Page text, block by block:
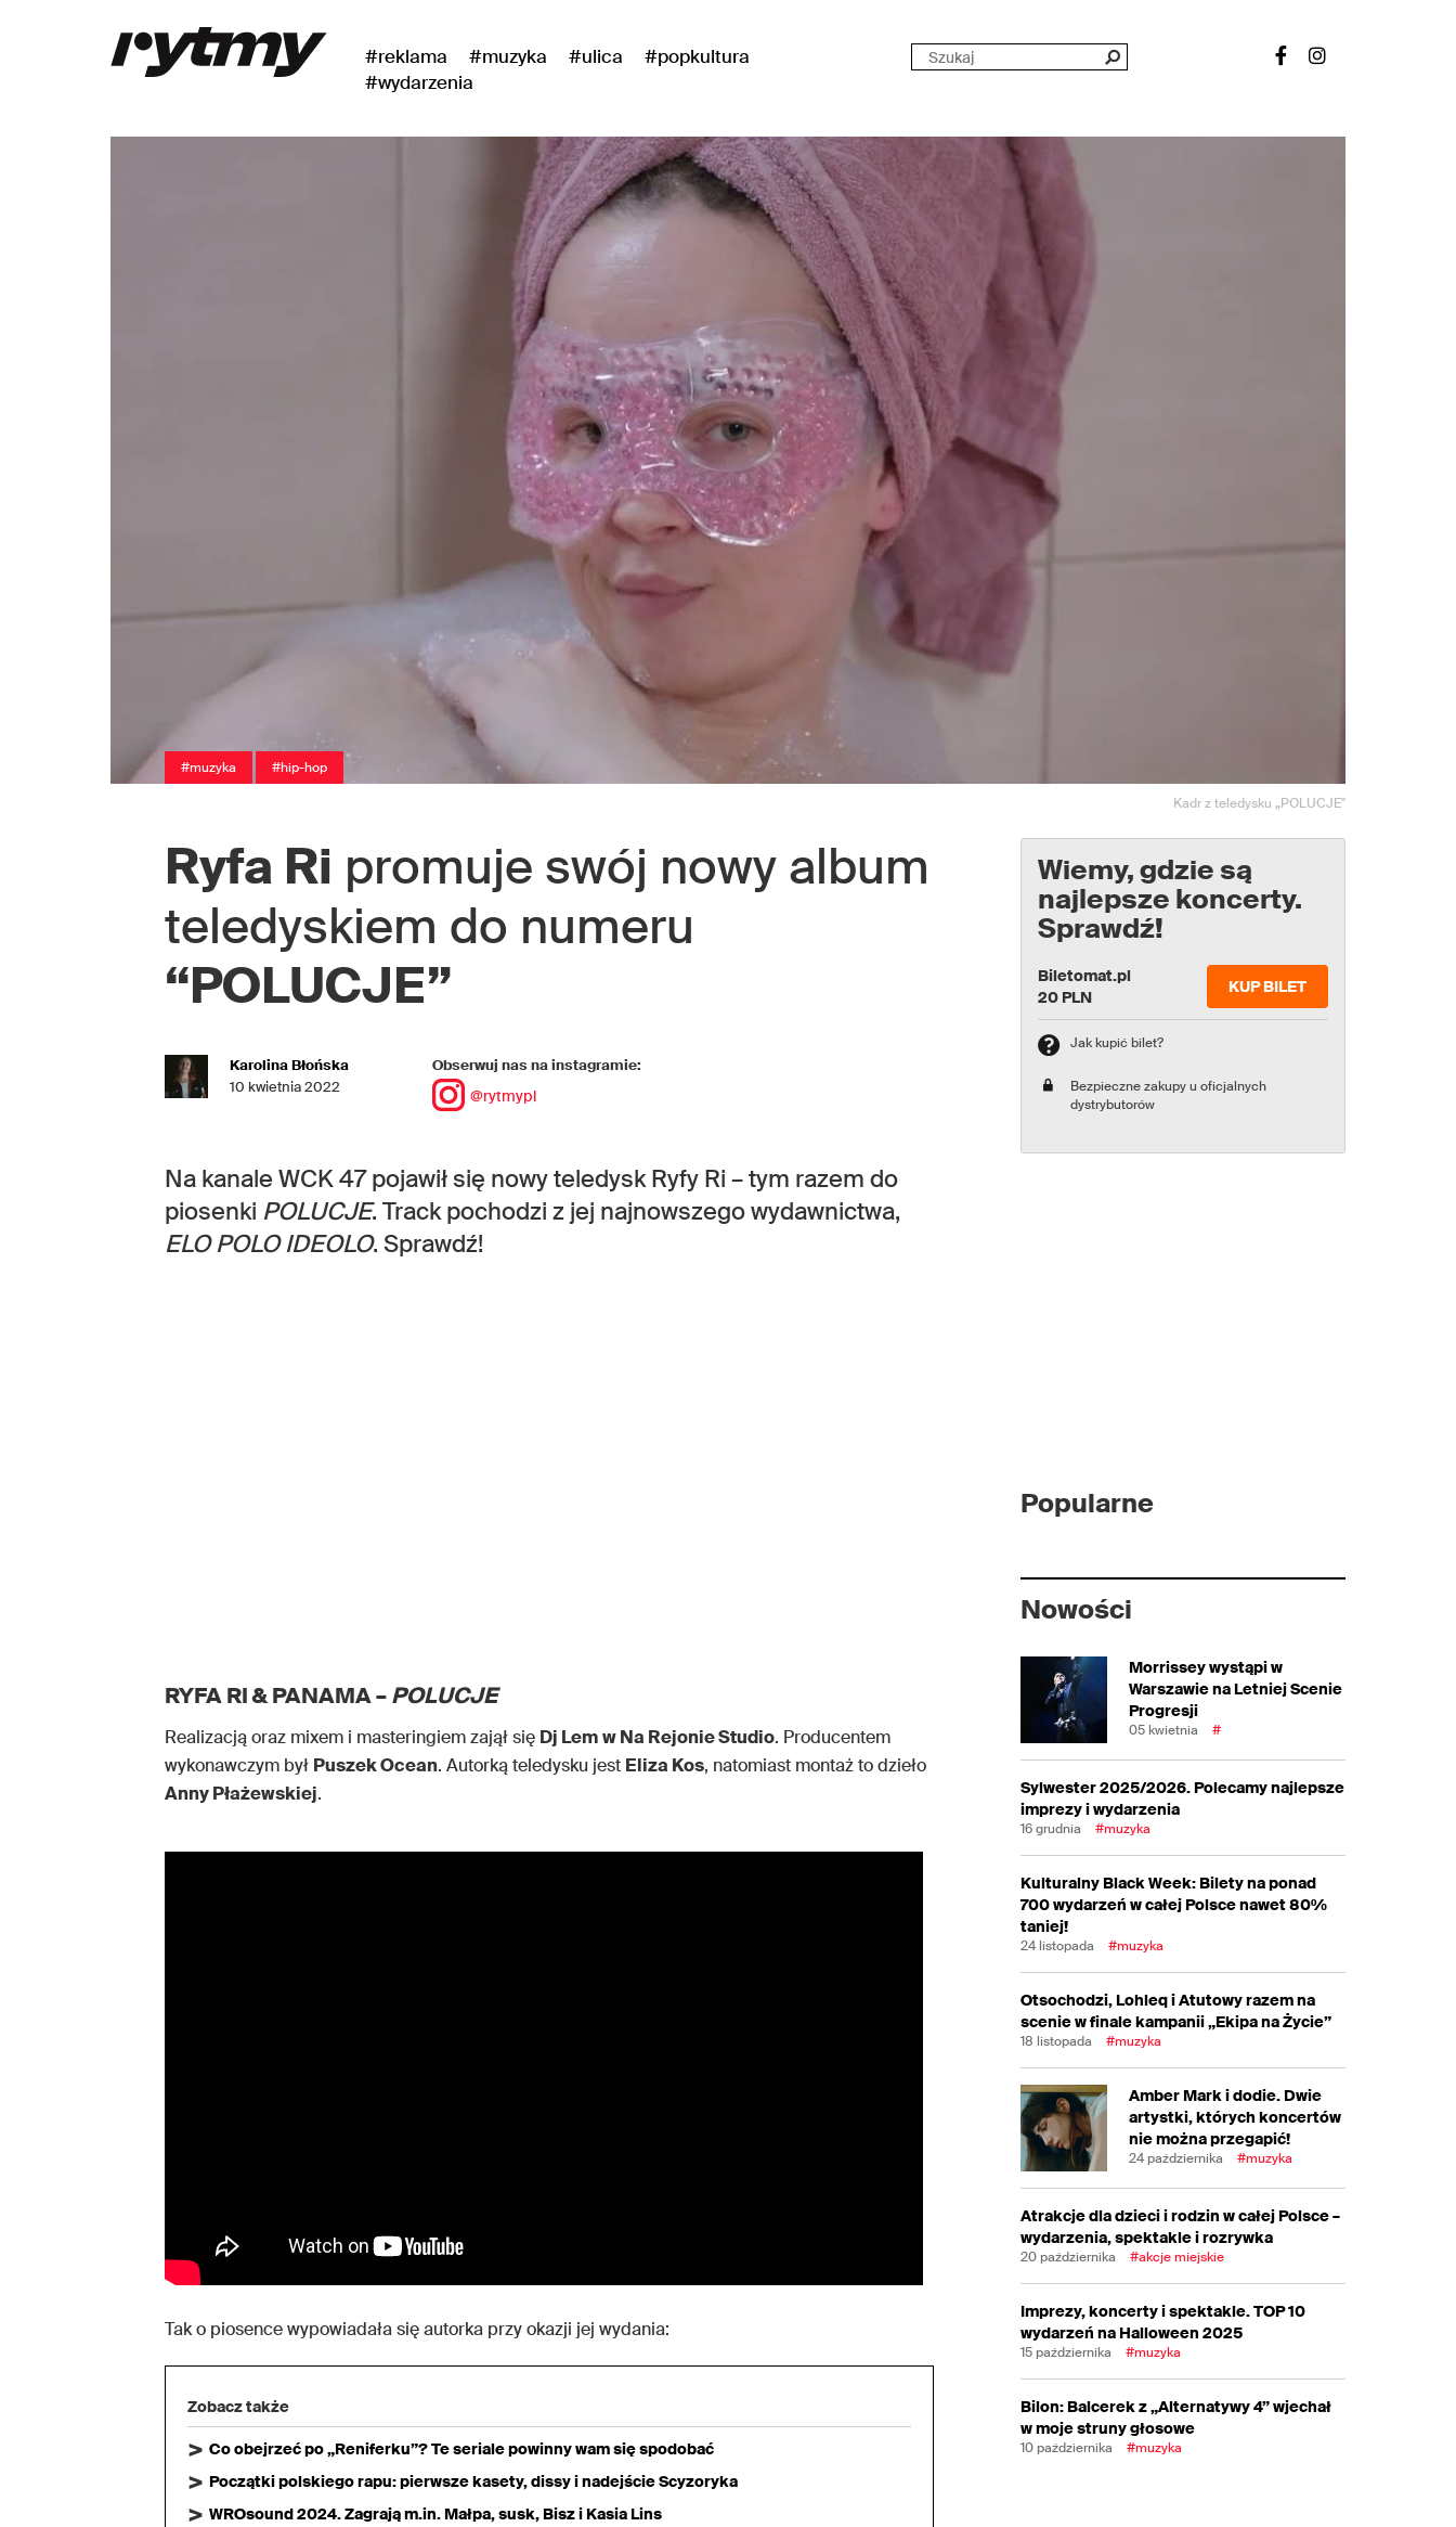
#reklama #muzyka #ulica
#popkultura
#wydarzenia
#muzyka #hip-hop
Kadr z teledysku „POLUCJE"
Ryfa Ri promuje swój nowy album
teledyskiem do numeru
“POLUCJE”
Karolina Błońska
10 kwietnia 2022
Obserwuj nas na instagramie:
@rytmypl
Na kanale WCK 47 pojawił się nowy teledysk Ryfy Ri – tym razem do
piosenki POLUCJE. Track pochodzi z jej najnowszego wydawnictwa,
ELO POLO IDEOLO. Sprawdź!
RYFA RI & PANAMA –POLUCJE
Realizacją oraz mixem i masteringiem zajął się Dj Lemw Na Rejonie Studio. Producentem
wykonawczym był Puszek Ocean. Autorką teledysku jest Eliza Kos, natomiast montaż to dzieło
Anny Płażewskiej.
Tak o piosence wypowiadała się autorka przy okazji jej wydania:
Zobacz także
Co obejrzeć po „Reniferku”? Te seriale powinny wam się spodobać
Początki polskiego rapu: pierwsze kasety, dissy i nadejście Scyzoryka
WROsound 2024. Zagrają m.in. Małpa, susk, Bisz i Kasia Lins
Wiemy, gdzie są
najlepsze koncerty.
Sprawdź!
Biletomat.pl
20 PLN
KUP BILET
Jak kupić bilet?
Bezpieczne zakupy u oficjalnych
dystrybutorów
Popularne
Nowości
Morrissey wystąpi w
Warszawie na Letniej Scenie
Progresji
05 kwietnia #
Sylwester 2025/2026. Polecamy najlepsze
imprezy i wydarzenia
16 grudnia #muzyka
Kulturalny Black Week: Bilety na ponad
700 wydarzeń w całej Polsce nawet 80%
taniej!
24 listopada #muzyka
Otsochodzi, Lohleq i Atutowy razem na
scenie w finale kampanii „Ekipa na Życie”
18 listopada #muzyka
Amber Mark i dodie. Dwie
artystki, których koncertów
nie można przegapić!
24 października #muzyka
Atrakcje dla dzieci i rodzin w całej Polsce –
wydarzenia, spektakle i rozrywka
20 października #akcje miejskie
Imprezy, koncerty i spektakle. TOP 10
wydarzeń na Halloween 2025
15 października #muzyka
Bilon: Balcerek z „Alternatywy 4” wjechał
w moje struny głosowe
10 października #muzyka